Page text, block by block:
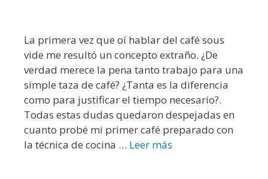
La primera vez que oí hablar del café sous
vide me resultó un concepto extraño. ¿De
verdad merece la pena tanto trabajo para una
simple taza de café? ¿Tanta es la diferencia
como para justificar el tiempo necesario?.
Todas estas dudas quedaron despejadas en
cuanto probé mi primer café preparado con
la técnica de cocina … Leer más